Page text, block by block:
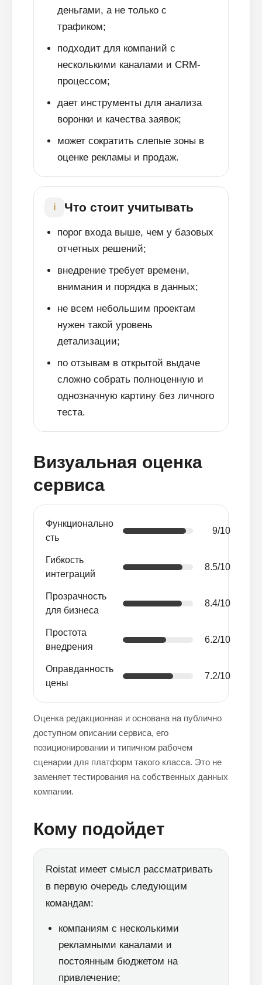
деньгами, а не только с
трафиком;
подходит для компаний с
несколькими каналами и CRM-
процессом;
дает инструменты для анализа
воронки и качества заявок;
может сократить слепые зоны в
оценке рекламы и продаж.
i Что стоит учитывать
порог входа выше, чем у базовых
отчетных решений;
внедрение требует времени,
внимания и порядка в данных;
не всем небольшим проектам
нужен такой уровень
детализации;
по отзывам в открытой выдаче
сложно собрать полноценную и
однозначную картину без личного
теста.
Визуальная оценка
сервиса
Функционально
сть
9/10
Гибкость
интеграций
8.5/10
Прозрачность
для бизнеса
8.4/10
Простота
внедрения
6.2/10
Оправданность
цены
7.2/10
Оценка редакционная и основана на публично
доступном описании сервиса, его
позиционировании и типичном рабочем
сценарии для платформ такого класса. Это не
заменяет тестирования на собственных данных
компании.
Кому подойдет
Roistat имеет смысл рассматривать
в первую очередь следующим
командам:
компаниям с несколькими
рекламными каналами и
постоянным бюджетом на
привлечение;
ПЕРЕЙТИ В БЛОГ